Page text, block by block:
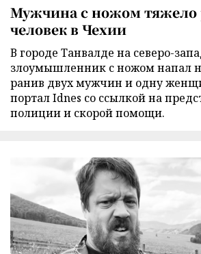
Мужчина с ножом тяжело
человек в Чехии
В городе Танвалде на северо-
злоумышленник с ножом напал
ранив двух мужчин и одну
портал Idnes со ссылкой на
полиции и скорой помощи.